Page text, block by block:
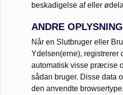
beskadigelse af eller
ANDRE
Når en Slutbruger eller
Ydelsen(erne), registrerer
automatisk visse præcise
sådan bruger. Disse data
den anvendte